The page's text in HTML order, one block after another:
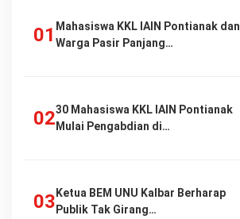
Mahasiswa KKL IAIN Pontianak dan
Warga Pasir Panjang…
30 Mahasiswa KKL IAIN Pontianak
Mulai Pengabdian di…
Ketua BEM UNU Kalbar Berharap
Publik Tak Girang…